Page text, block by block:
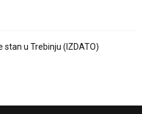
stan u Trebinju (IZDATO)